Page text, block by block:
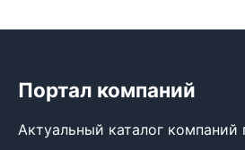
Портал компаний
Актуальный каталог компаний